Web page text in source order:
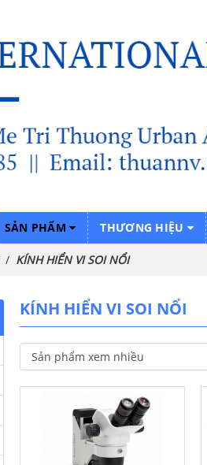
SẢN PHẨM THƯƠNG HIỆU
KÍNH HIỂN VI SOI NỔI
KÍNH HIỂN VI SOI NỔI